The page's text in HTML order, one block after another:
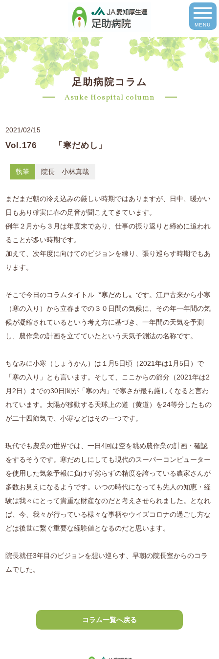
MENU
足助病院コラム
Asuke Hospital column
2021/02/15
Vol.176 「寒だめし」
執筆 院長 小林真哉
まだまだ朝の冷え込みの厳しい時期ではありますが、日中、暖かい
日もあり確実に春の足音が聞こえてきています。
例年２月から３月は年度末であり、仕事の振り返りと締めに追われ
ることが多い時期です。
加えて、次年度に向けてのビジョンを練り、張り巡らす時期でもあ
ります。
そこで今日のコラムタイトル〝寒だめし〟です。江戸古来から小寒
（寒の入り）から立春までの３０日間の気候に、その年一年間の気
候が凝縮されているという考え方に基づき、一年間の天気を予測
し、農作業の計画を立てていたという天気予測法の名称です。
ちなみに小寒（しょうかん）は１月5日頃（2021年は1月5日）で
「寒の入り」とも言います。そして、ここからの節分（2021年は2
月2日）までの30日間が「寒の内」で寒さが最も厳しくなると言わ
れています。太陽が移動する天球上の道（黄道）を24等分したもの
が二十四節気で、小寒などはその一つです。
現代でも農業の世界では、一日4回は空を眺め農作業の計画・確認
をするそうです。寒だめしにしても現代のスーパーコンピューター
を使用した気象予報に負けず劣らずの精度を誇っている農家さんが
多数お見えになるようです。いつの時代になっても先人の知恵・経
験は我々にとって貴重な財産なのだと考えさせられました。となれ
ば、今、我々が行っている様々な事柄やウイズコロナの過ごし方な
どは後世に繋ぐ重要な経験値となるのだと思います。
院長就任3年目のビジョンを想い巡らす、早朝の院長室からのコラ
ムでした。
コラム一覧へ戻る